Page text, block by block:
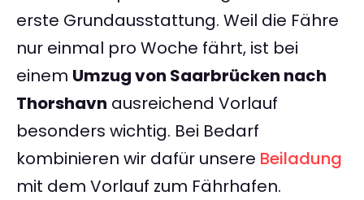
erste Grundausstattung. Weil die Fähre
nur einmal pro Woche fährt, ist bei
einem Umzug von Saarbrücken nach
Thorshavn ausreichend Vorlauf
besonders wichtig. Bei Bedarf
kombinieren wir dafür unsere Beiladung
mit dem Vorlauf zum Fährhafen.